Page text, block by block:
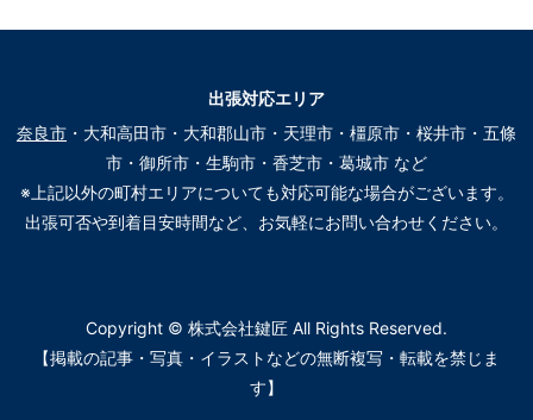
出張対応エリア
奈良市 ・大和高田市・大和郡山市・天理市・橿原市・桜井市・五條
市・御所市・生駒市・香芝市・葛城市 など
※上記以外の町村エリアについても対応可能な場合がございます。
出張可否や到着目安時間など、お気軽にお問い合わせください。
Copyright © 株式会社鍵匠 All Rights Reserved.
【掲載の記事・写真・イラストなどの無断複写・転載を禁じま
す】